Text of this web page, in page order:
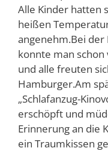
Alle Kinder hatten
heißen
angenehm.Bei
konnte man
und alle freuten
Hamburger.Am
„Schlafanzug-
erschöpft und
Erinnerung an die
ein Traumkissen